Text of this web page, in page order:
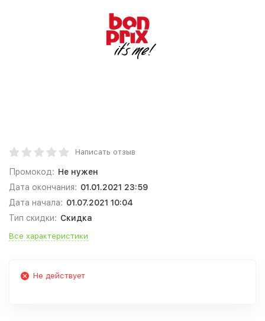
Написать отзыв
Промокод: Не нужен
Дата окончания: 01.01.2021 23:59
Дата начала: 01.07.2021 10:04
Тип скидки: Скидка
Все характеристики
Не действует